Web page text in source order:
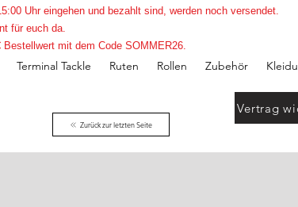
Terminal Tackle Ruten Rollen Zubehör
Uhr eingehen und bezahlt sind, werden noch versendet.
für euch da.
mit dem Code SOMMER26.
Vertrag
Zurück zur letzten Seite